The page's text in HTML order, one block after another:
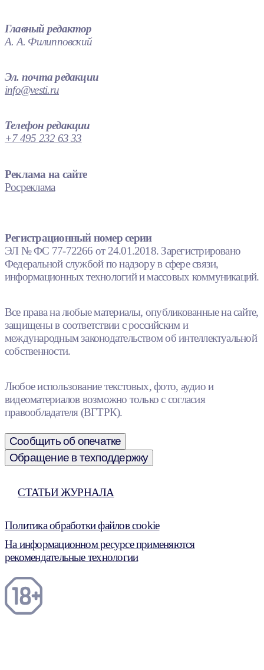
Главный редактор
А. А. Филипповский
Эл. почта редакции
info@vesti.ru
Телефон редакции
+7 495 232 63 33
Реклама на сайте
Росреклама
Регистрационный номер серии
ЭЛ № ФС 77-72266 от 24.01.2018. Зарегистрировано
Федеральной службой по надзору в сфере связи,
информационных технологий и массовых коммуникаций.
Все права на любые материалы, опубликованные на сайте,
защищены в соответствии с российским и
международным законодательством об интеллектуальной
собственности.
Любое использование текстовых, фото, аудио и
видеоматериалов возможно только с согласия
правообладателя (ВГТРК).
Сообщить об опечатке
Обращение в техподдержку
СТАТЬИ ЖУРНАЛА
Политика обработки файлов cookie
На информационном ресурсе применяются
рекомендательные технологии